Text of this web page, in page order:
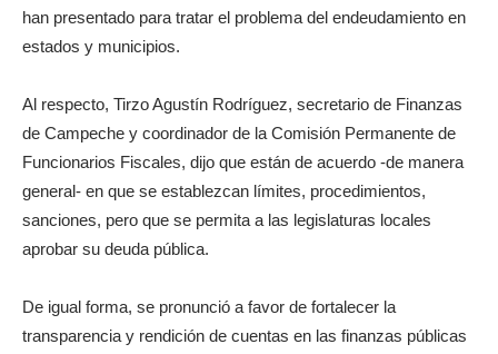
han presentado para tratar el problema del endeudamiento en
estados y municipios.
Al respecto, Tirzo Agustín Rodríguez, secretario de Finanzas
de Campeche y coordinador de la Comisión Permanente de
Funcionarios Fiscales, dijo que están de acuerdo -de manera
general- en que se establezcan límites, procedimientos,
sanciones, pero que se permita a las legislaturas locales
aprobar su deuda pública.
De igual forma, se pronunció a favor de fortalecer la
transparencia y rendición de cuentas en las finanzas públicas